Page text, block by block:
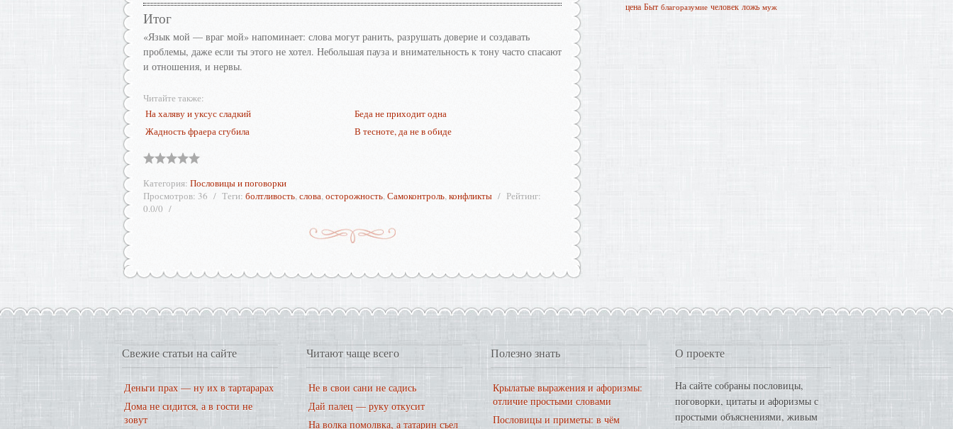
Итог
«Язык мой — враг мой» напоминает: слова могут ранить, разрушать доверие и создавать
проблемы, даже если ты этого не хотел. Небольшая пауза и внимательность к тону часто спасают
и отношения, и нервы.
Читайте также:
На халяву и уксус сладкий
Беда не приходит одна
Жадность фраера сгубила
В тесноте, да не в обиде
Категория: Пословицы и поговорки
Просмотров: 36 Теги: болтливость,слова,осторожность,Самоконтроль,конфликты Рейтинг:
0.0/0
цена Быт благоразумие человек ложь муж
Свежие статьи на сайте
Деньги прах — ну их в тартарарах
Дома не сидится, а в гости не
зовут
Читают чаще всего
Не в свои сани не садись
Дай палец — руку откусит
На волка помолвка, а татарин съел
Полезно знать
Крылатые выражения и афоризмы:
отличие простыми словами
Пословицы и приметы: в чём
О проекте
На сайте собраны пословицы,
поговорки, цитаты и афоризмы с
простыми объяснениями, живым